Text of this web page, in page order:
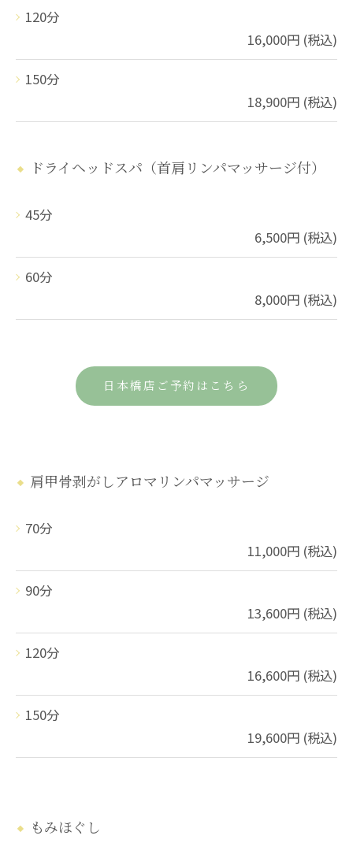
120分
16,000円 (税込)
150分
18,900円 (税込)
ドライヘッドスパ（首肩リンパマッサージ付）
45分
6,500円 (税込)
60分
8,000円 (税込)
日本橋店ご予約はこちら
肩甲骨剥がしアロマリンパマッサージ
70分
11,000円 (税込)
90分
13,600円 (税込)
120分
16,600円 (税込)
150分
19,600円 (税込)
もみほぐし